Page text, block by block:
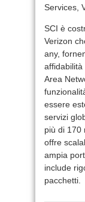
Services,
SCI è
Verizon
any,
affidabilità
Area
essere
servizi
più di 170
offre
ampia
include
pacchetti.